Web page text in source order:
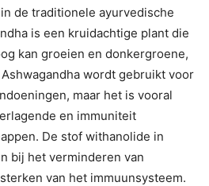
de traditionele ayurvedische
is een kruidachtige plant die
kan groeien en donkergroene,
wordt gebruikt voor
maar het is vooral
en immuniteit
De stof withanolide in
bij het verminderen van
van het immuunsysteem.